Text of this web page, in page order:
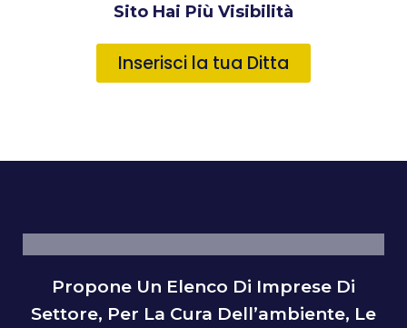
Sito Hai Più Visibilità
Inserisci la tua Ditta
Propone Un Elenco Di Imprese Di
Settore, Per La Cura Dell’ambiente, Le